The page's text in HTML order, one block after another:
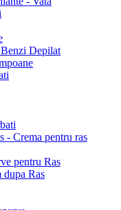
Depilat
- Crema pentru ras
pentru Ras
Ras